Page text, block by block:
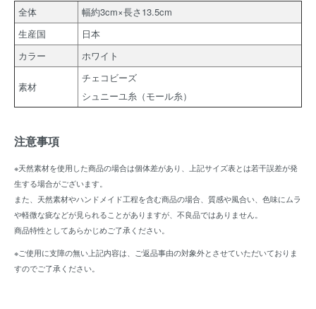
全体
幅約3cm×長さ13.5cm
生産国
日本
カラー
ホワイト
素材
チェコビーズ
シュニーユ糸（モール糸）
注意事項
※天然素材を使用した商品の場合は個体差があり、上記サイズ表とは若干誤差が発
生する場合がございます。
また、天然素材やハンドメイド工程を含む商品の場合、質感や風合い、色味にムラ
や軽微な疵などが見られることがありますが、不良品ではありません。
商品特性としてあらかじめご了承ください。
※ご使用に支障の無い上記内容は、ご返品事由の対象外とさせていただいておりま
すのでご了承ください。